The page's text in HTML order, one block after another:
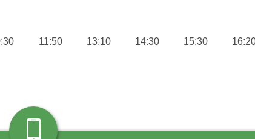
11:50 13:10 14:30 15:30